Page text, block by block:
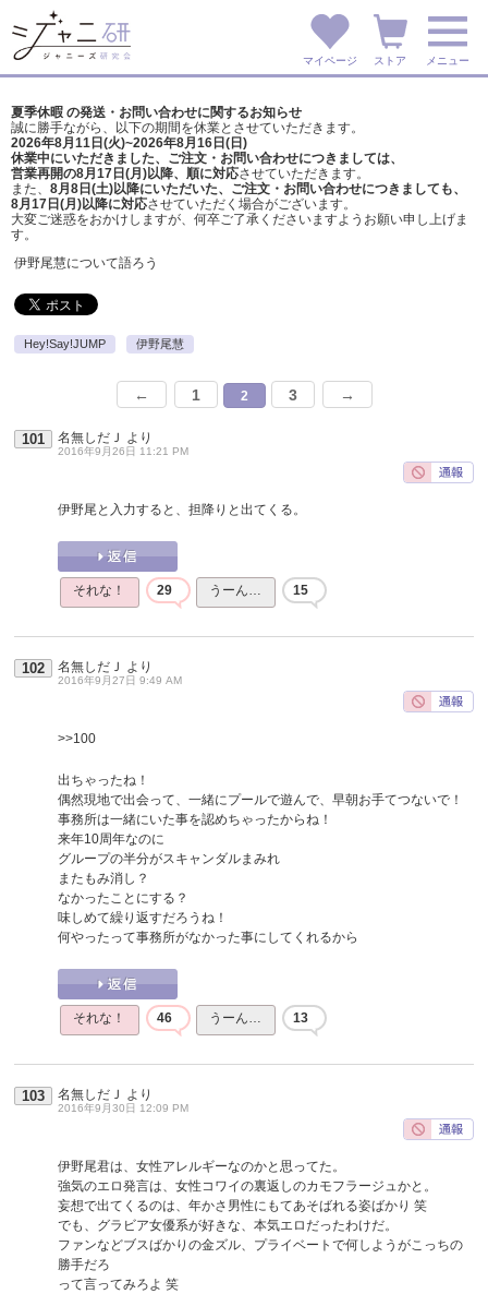
マイページ ストア メニュー
夏季休暇 の発送・お問い合わせに関するお知らせ
誠に勝手ながら、以下の期間を休業とさせていただきます。
2026年8月11日(火)~2026年8月16日(日)
休業中にいただきました、ご注文・お問い合わせにつきましては、
営業再開の8月17日(月)以降、順に対応させていただきます。
また、 8月8日(土)以降にいただいた、ご注文・ お問い合わせにつきましても、
8月17日(月)以降に対応させていただく場合がございます。
大変ご迷惑をおかけしますが、 何卒ご了承くださいますようお願い申し上げま
す。
伊野尾慧について語ろう
Hey!Say!JUMP 伊野尾慧
← 1 2 3 →
101 名無しだＪ より
2016年9月26日 11:21 PM
伊野尾と入力すると、担降りと出てくる。
それな！ 29 うーん… 15
102 名無しだＪ より
2016年9月27日 9:49 AM
>>100
出ちゃったね！
偶然現地で出会って、一緒にプールで遊んで、早朝お手てつないで！
事務所は一緒にいた事を認めちゃったからね！
来年10周年なのに
グループの半分がスキャンダルまみれ
またもみ消し？
なかったことにする？
味しめて繰り返すだろうね！
何やったって事務所がなかった事にしてくれるから
それな！ 46 うーん… 13
103 名無しだＪ より
2016年9月30日 12:09 PM
伊野尾君は、女性アレルギーなのかと思ってた。
強気のエロ発言は、女性コワイの裏返しのカモフラージュかと。
妄想で出てくるのは、年かさ男性にもてあそばれる姿ばかり 笑
でも、グラビア女優系が好きな、本気エロだったわけだ。
ファンなどブスばかりの金ズル、プライベートで何しようがこっちの
勝手だろ
って言ってみろよ 笑